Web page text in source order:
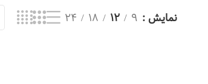
نمایش 9
12
18
24